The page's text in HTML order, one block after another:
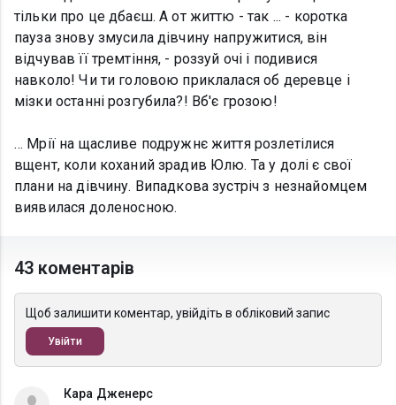
тільки про це дбаєш. А от життю - так ... - коротка
пауза знову змусила дівчину напружитися, він
відчував її тремтіння, - роззуй очі і подивися
навколо! Чи ти головою приклалася об деревце і
мізки останні розгубила?! Вб'є грозою!
… Мрії на щасливе подружнє життя розлетілися
вщент, коли коханий зрадив Юлю. Та у долі є свої
плани на дівчину. Випадкова зустріч з незнайомцем
виявилася доленосною.
43 коментарів
Щоб залишити коментар, увійдіть в обліковий запис
Увійти
Кара Дженерс